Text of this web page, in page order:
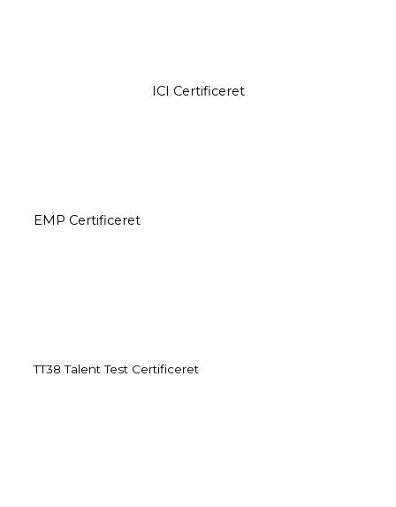
ICI Certificeret
EMP Certificeret
TT38 Talent Test Certificeret